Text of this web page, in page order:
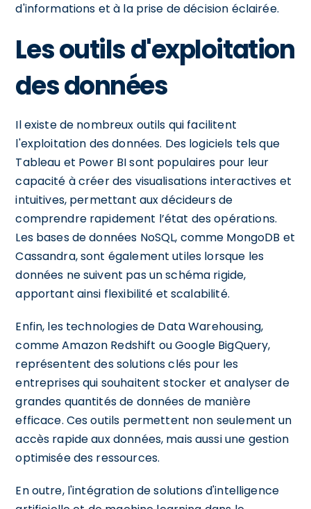
d'informations et à la prise de décision éclairée.
Les outils d'exploitation
des données
Il existe de nombreux outils qui facilitent
l'exploitation des données. Des logiciels tels que
Tableau et Power BI sont populaires pour leur
capacité à créer des visualisations interactives et
intuitives, permettant aux décideurs de
comprendre rapidement l’état des opérations.
Les bases de données NoSQL, comme MongoDB et
Cassandra, sont également utiles lorsque les
données ne suivent pas un schéma rigide,
apportant ainsi flexibilité et scalabilité.
Enfin, les technologies de Data Warehousing,
comme Amazon Redshift ou Google BigQuery,
représentent des solutions clés pour les
entreprises qui souhaitent stocker et analyser de
grandes quantités de données de manière
efficace. Ces outils permettent non seulement un
accès rapide aux données, mais aussi une gestion
optimisée des ressources.
En outre, l'intégration de solutions d'intelligence